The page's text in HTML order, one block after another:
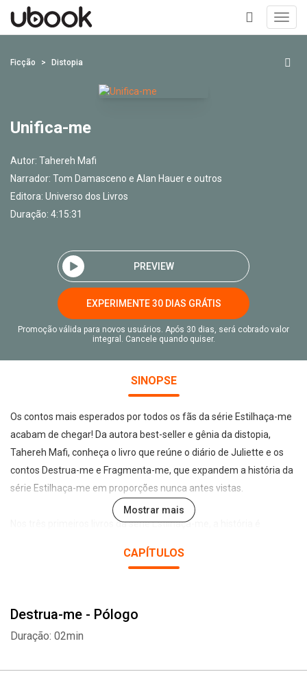
+
Ficção Distopia
Unifica-me
Autor: Tahereh Mafi
Narrador: Tom Damasceno e Alan Hauer e outros
Editora: Universo dos Livros
Duração: 4:15:31
PREVIEW
EXPERIMENTE 30 DIAS GRÁTIS
Promoção válida para novos usuários. Após 30 dias, será cobrado valor
integral. Cancele quando quiser.
SINOPSE
Os contos mais esperados por todos os fãs da série Estilhaça-me
acabam de chegar! Da autora best-seller e gênia da distopia,
Tahereh Mafi, conheça o livro que reúne o diário de Juliette e os
contos Destrua-me e Fragmenta-me, que expandem a história da
série Estilhaça-me em proporções nunca antes vistas.
Nos três primeiros livros da série Estilhaça-me, a história é
Warner e Adam, os dois jovens que surgiram em sua vida e
Destrua-me narra os eventos ocorridos entre os dois primeiros
Mostrar mais
CAPÍTULOS
Destrua-me - Pólogo
Duração: 02min